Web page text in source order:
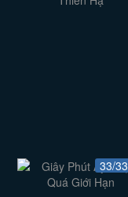
33/33